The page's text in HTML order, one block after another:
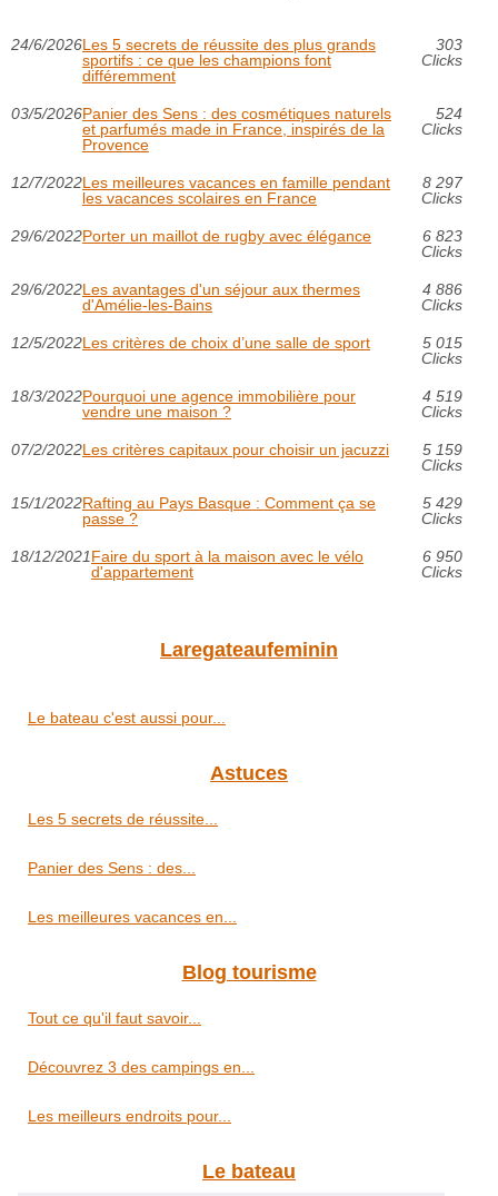
24/6/2026Les 5 secrets de réussite des plus grands
sportifs : ce que les champions font
différemment
303
Clicks
03/5/2026Panier des Sens : des cosmétiques naturels
et parfumés made in France, inspirés de la
Provence
524
Clicks
12/7/2022Les meilleures vacances en famille pendant
les vacances scolaires en France
8 297
Clicks
29/6/2022Porter un maillot de rugby avec élégance
6 823
Clicks
29/6/2022Les avantages d'un séjour aux thermes
d'Amélie-les-Bains
4 886
Clicks
12/5/2022Les critères de choix d’une salle de sport
5 015
Clicks
18/3/2022Pourquoi une agence immobilière pour
vendre une maison ?
4 519
Clicks
07/2/2022Les critères capitaux pour choisir un jacuzzi
5 159
Clicks
15/1/2022Rafting au Pays Basque : Comment ça se
passe ?
5 429
Clicks
18/12/2021Faire du sport à la maison avec le vélo
d'appartement
6 950
Clicks
Laregateaufeminin
Le bateau c'est aussi pour...
Astuces
Les 5 secrets de réussite...
Panier des Sens : des...
Les meilleures vacances en...
Blog tourisme
Tout ce qu'il faut savoir...
Découvrez 3 des campings en...
Les meilleurs endroits pour...
Le bateau